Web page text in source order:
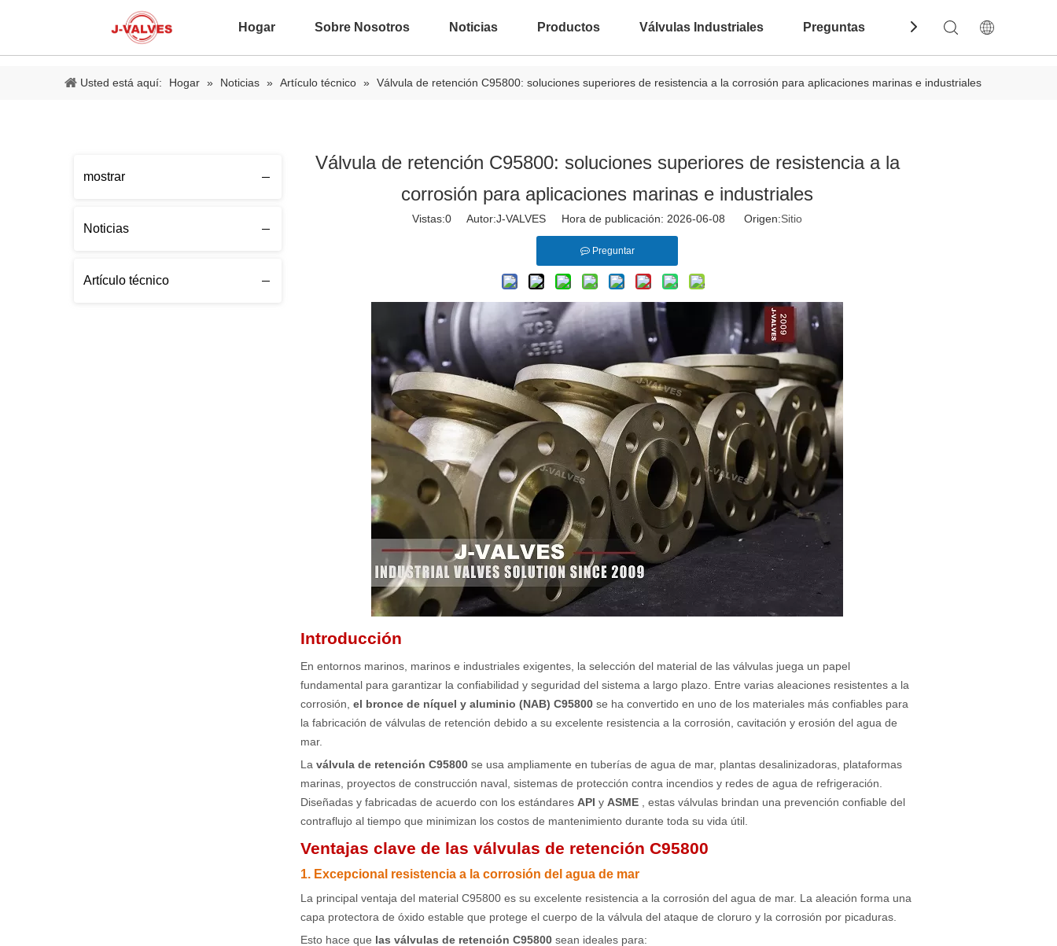
Hogar Sobre Nosotros Noticias Productos Válvulas Industriales Preguntas Frecuentes Contáctenos
Usted está aquí: Hogar » Noticias » Artículo técnico » Válvula de retención C95800: soluciones superiores de resistencia a la corrosión para aplicaciones marinas e industriales
mostrar
Noticias
Artículo técnico
Válvula de retención C95800: soluciones superiores de resistencia a la
corrosión para aplicaciones marinas e industriales
Vistas:0 Autor:J-VALVES Hora de publicación: 2026-06-08 Origen:Sitio
Preguntar
Introducción
En entornos marinos, marinos e industriales exigentes, la selección del material de las válvulas juega un papel
fundamental para garantizar la confiabilidad y seguridad del sistema a largo plazo. Entre varias aleaciones resistentes a la
corrosión, el bronce de níquel y aluminio (NAB) C95800 se ha convertido en uno de los materiales más confiables para
la fabricación de válvulas de retención debido a su excelente resistencia a la corrosión, cavitación y erosión del agua de
mar.
La válvula de retención C95800 se usa ampliamente en tuberías de agua de mar, plantas desalinizadoras, plataformas
marinas, proyectos de construcción naval, sistemas de protección contra incendios y redes de agua de refrigeración.
Diseñadas y fabricadas de acuerdo con los estándares API y ASME
, estas válvulas brindan una prevención confiable del
contraflujo al tiempo que minimizan los costos de mantenimiento durante toda su vida útil.
Ventajas clave de las válvulas de retención C95800
1. Excepcional resistencia a la corrosión del agua de mar
La principal ventaja del material C95800 es su excelente resistencia a la corrosión del agua de mar. La aleación forma una
capa protectora de óxido estable que protege el cuerpo de la válvula del ataque de cloruro y la corrosión por picaduras.
Esto hace que las válvulas de retención C95800 sean ideales para: